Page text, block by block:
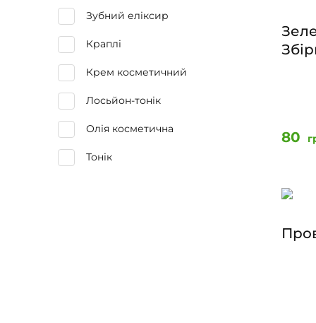
Друкована продукція
Зубний еліксир
Краплі
Крем косметичний
Лосьйон-тонік
Олія косметична
Тонік
80